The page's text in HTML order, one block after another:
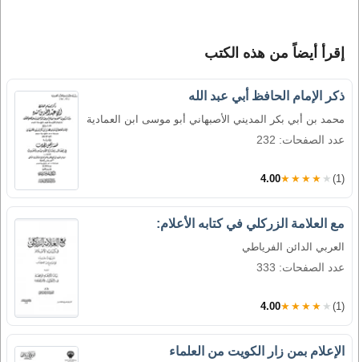
إقرأ أيضاً من هذه الكتب
ذكر الإمام الحافظ أبي عبد الله
محمد بن أبي بكر المديني الأصبهاني أبو موسى ابن العمادية
عدد الصفحات: 232
4.00★★★★★ (1)
مع العلامة الزركلي في كتابه الأعلام:
العربي الدائن الفرياطي
عدد الصفحات: 333
4.00★★★★★ (1)
الإعلام بمن زار الكويت من العلماء